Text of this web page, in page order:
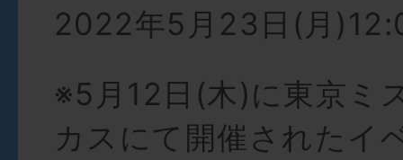
2022年5月23日(月
※5月12日(木)に東京ミ
カスにて開催されたイ